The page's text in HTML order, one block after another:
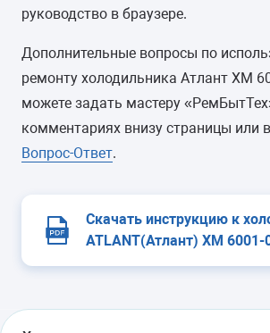
руководство в браузере.
Дополнительные вопросы по
ремонту холодильника Атлант ХМ
можете задать мастеру
комментариях внизу страницы или
Вопрос-Ответ.
Скачать инструкцию к
ATLANT(Атлант) ХМ